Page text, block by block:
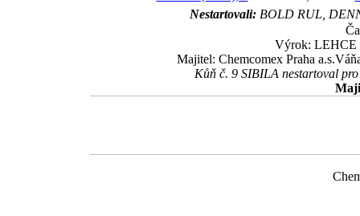
Nestartovali:BOLD RUL,
Výrok: LEHCE
Majitel: Chemcomex Praha
Kůň č. 9 SIBILA nestartoval